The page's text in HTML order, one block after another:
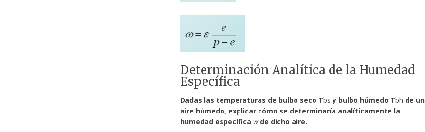
Determinación Analítica de la Humedad
Específica
Dadas las temperaturas de bulbo seco Tbs y bulbo húmedo Tbh de un
aire húmedo, explicar cómo se determinaría analíticamente la
humedad específica wde dicho aire.